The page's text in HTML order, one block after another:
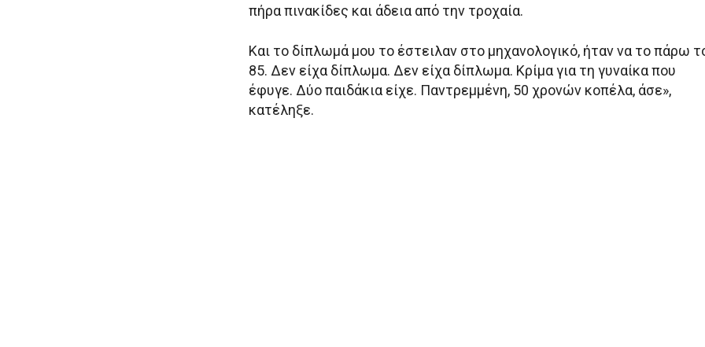
πήρα πινακίδες και άδεια από την τροχαία.
Και το δίπλωμά μου το έστειλαν στο μηχανολογικό, ήταν να το πάρω
85. Δεν είχα δίπλωμα. Δεν είχα δίπλωμα. Κρίμα για τη γυναίκα που
έφυγε. Δύο παιδάκια είχε. Παντρεμμένη, 50 χρονών κοπέλα, άσε»,
κατέληξε.